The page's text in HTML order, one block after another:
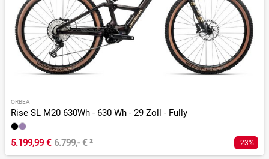
ORBEA
Rise SL M20 630Wh - 630 Wh - 29 Zoll - Fully
5.199,99 € 6.799,- €² -23%